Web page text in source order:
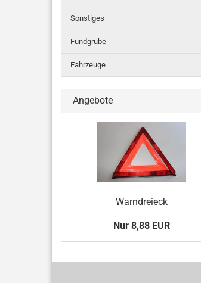
Sonstiges
Fundgrube
Fahrzeuge
Angebote
Warndreieck
Nur 8,88 EUR